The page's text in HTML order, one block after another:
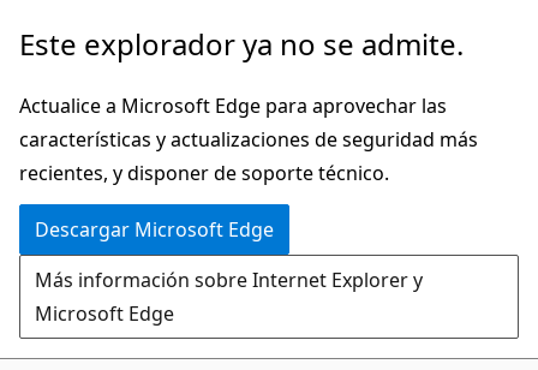
Ir
contenido
principal
Este explorador ya no se admite.
Actualice a Microsoft Edge para aprovechar las
características y actualizaciones de seguridad más
recientes, y disponer de soporte técnico.
Descargar Microsoft Edge
Más información sobre Internet Explorer y
Microsoft Edge